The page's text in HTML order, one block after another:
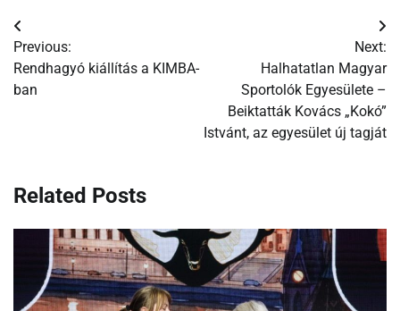
Bejegyzés
navigáció
Previous:
Rendhagyó kiállítás a KIMBA-
ban
Next:
Halhatatlan Magyar
Sportolók Egyesülete –
Beiktatták Kovács „Kokó”
Istvánt, az egyesület új tagját
Related Posts